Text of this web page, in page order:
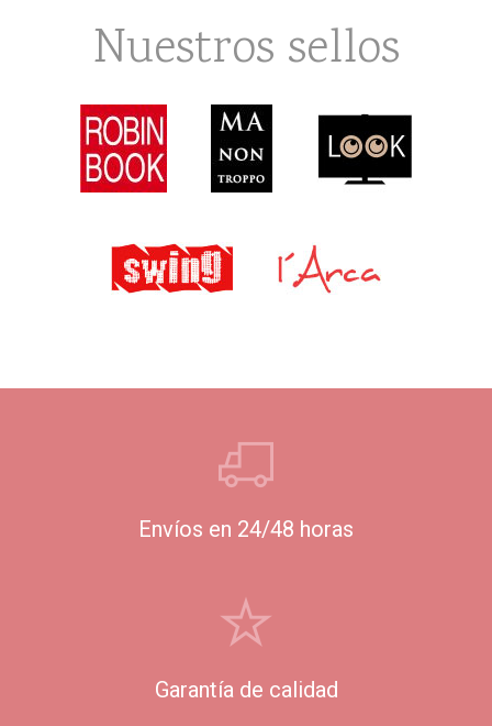
Nuestros sellos
Envíos en 24/48 horas
Garantía de calidad